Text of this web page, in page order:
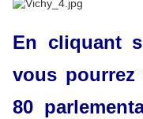
En cliquant
vous
80